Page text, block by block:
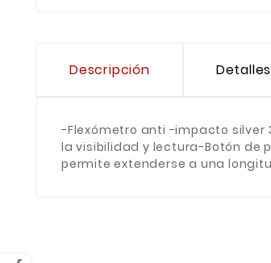
Descripción
-Flexómetro anti -impacto silver
la visibilidad y lectura-Botón de
permite extenderse a una